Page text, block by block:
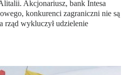
Akcjonariusz, bank Intesa
konkurenci zagraniczni nie są
rząd wykluczył udzielenie